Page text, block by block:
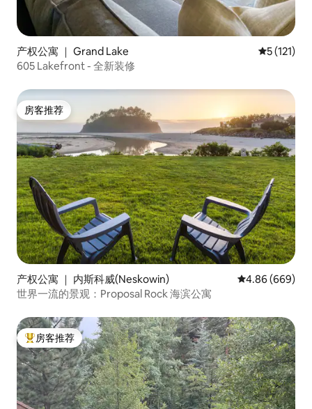
产权公寓 ｜ Grand Lake 平均评分 5
5 (121)
605 Lakefront - 全新装修
房客推荐
房客推荐
产权公寓 ｜ 内斯科威(Neskowin) 平均评分 4.86
4.86 (669)
世界一流的景观：Proposal Rock 海滨公寓
热门「房客推荐」
房客推荐